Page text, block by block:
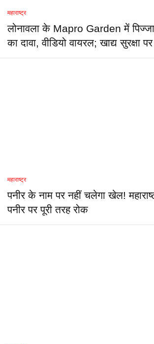
महाराष्ट्र
लोनावला के Mapro Garden में
का दावा, वीडियो वायरल; खाद्य सुरक्षा
महाराष्ट्र
पनीर के नाम पर नहीं चलेगा खेल!
पनीर पर पूरी तरह रोक